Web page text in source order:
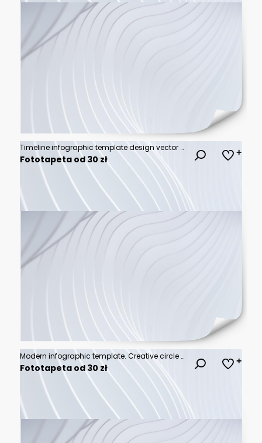
Timeline infographic template design vector with 6 options or steps. Can be used for workflow diagram, info chart, annual report.
Fototapeta od 30 zł
Modern infographic template. Creative circle element design with marketing icons. Business concept with 6 options, steps, sections.
Fototapeta od 30 zł